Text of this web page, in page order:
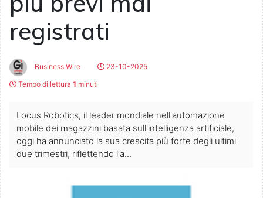
registrati
Business Wire
23-10-2025
Tempo di lettura 1 minuti
Locus Robotics, il leader mondiale nell'automazione
mobile dei magazzini basata sull'intelligenza artificiale,
oggi ha annunciato la sua crescita più forte degli ultimi
due trimestri, riflettendo l'a...